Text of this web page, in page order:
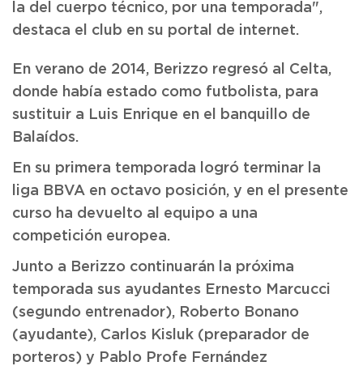
la del cuerpo técnico, por una temporada",
destaca el club en su portal de internet.
En verano de 2014, Berizzo regresó al Celta,
donde había estado como futbolista, para
sustituir a Luis Enrique en el banquillo de
Balaídos.
En su primera temporada logró terminar la
liga BBVA en octavo posición, y en el presente
curso ha devuelto al equipo a una
competición europea.
Junto a Berizzo continuarán la próxima
temporada sus ayudantes Ernesto Marcucci
(segundo entrenador), Roberto Bonano
(ayudante), Carlos Kisluk (preparador de
porteros) y Pablo Profe Fernández